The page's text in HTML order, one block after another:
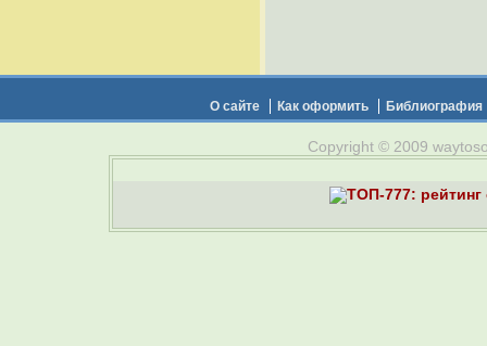
О сайте Как оформить Библиография
Copyright © 2009